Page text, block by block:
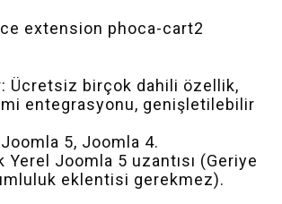
Ücretsiz birçok dahili özellik,
entegrasyonu, genişletilebilir
5, Joomla 4.
Yerel Joomla 5 uzantısı (Geriye
eklentisi gerekmez).